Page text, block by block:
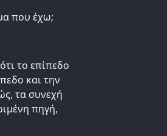
που έχω;
το επίπεδο
και την
τα συνεχή
πηγή,